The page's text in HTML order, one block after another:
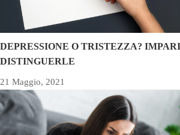
DEPRESSIONE O TRISTEZZA?
DISTINGUERLE
21 Maggio, 2021